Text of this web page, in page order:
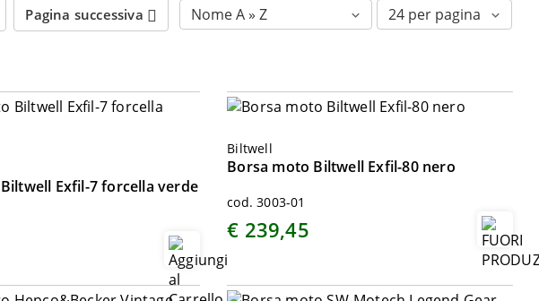
Pagina successiva
Exfil-7 forcella verde
Biltwell
Borsa moto Biltwell Exfil-80 nero
cod. 3003-01
€ 239,45